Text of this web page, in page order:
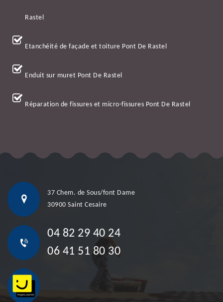
Rastel
Etanchéité de façade et toiture Pont De Rastel
Enduit sur muret Pont De Rastel
Réparation de fissures et micro-fissures Pont De Rastel
37 Chem. de Sous/font Dame
30900 Saint Cesaire
04 82 29 40 24
06 41 51 80 30